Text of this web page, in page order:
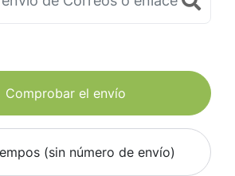
Comprobar el envío
(sin número de envío)